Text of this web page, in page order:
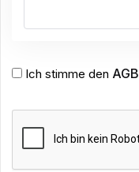
Ich stimme den AGB